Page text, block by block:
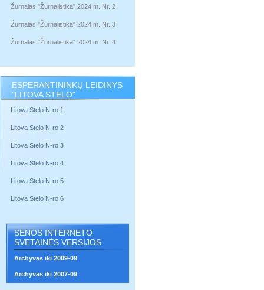
Žurnalas "Žurnalistika" 2024 m. Nr. 2
Žurnalas "Žurnalistika" 2024 m. Nr. 3
Žurnalas "Žurnalistika" 2024 m. Nr. 4
ESPERANTININKŲ LEIDINYS
"LITOVA STELO"
Litova Stelo N-ro 1
Litova Stelo N-ro 2
Litova Stelo N-ro 3
Litova Stelo N-ro 4
Litova Stelo N-ro 5
Litova Stelo N-ro 6
SENOS INTERNETO
SVETAINĖS VERSIJOS
Archyvas iki 2009-09
Archyvas iki 2007-09